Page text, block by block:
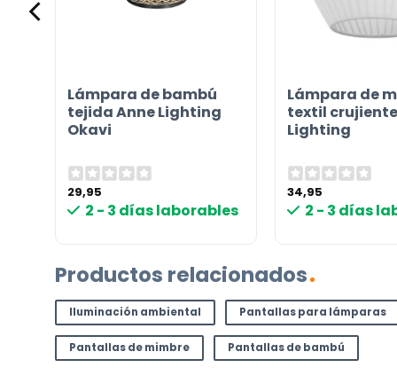
Lámpara de bambú
tejida Anne Lighting
Okavi
29,95
2 - 3 días laborables
Lámpara de
textil
Lighting
34,95
2 - 3 días
Productos relacionados
Iluminación ambiental Pantallas para lámparas
Pantallas de mimbre Pantallas de bambú